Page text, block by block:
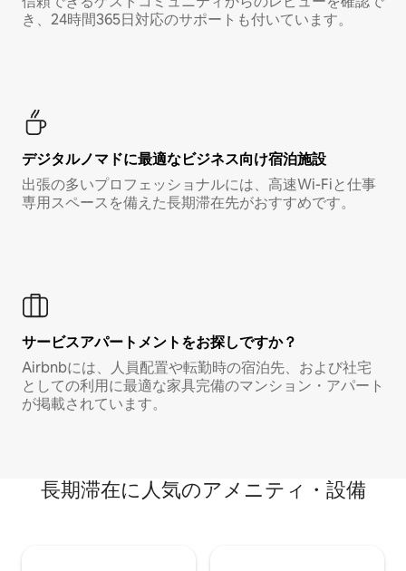
き、24時間365日対応のサポートも付いています。
デジタルノマド⁠に最⁠適⁠なビ⁠ジ⁠ネ⁠ス⁠向⁠け宿⁠泊⁠施⁠設
出張の多いプロフェッショナルには、高速Wi-Fiと仕事
専用スペースを備えた長期滞在先がおすすめです。
サービスアパートメントをお探しですか？
Airbnbには、人員配置や転勤時の宿泊先、および社宅
としての利用に最適な家具完備のマンション・アパート
が掲載されています。
長期滞在に人気のアメニティ・設備